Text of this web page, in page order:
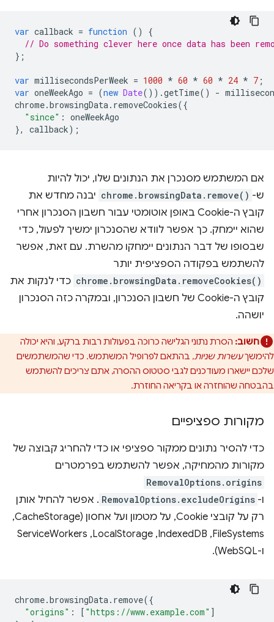
var callback = function ()
{
// Do something clever here once data has been
};
var millisecondsPerWeek = 1000 * 60 * 60 * 24 * 7 ;
var oneWeekAgo = (new Date()).getTime() -
chrome.browsingData. removeCookies({
"since" : oneWeekAgo
},
callback);
אם המשתמש מסנכרן את הנתונים שלו, יכול להיות
ש- chrome.browsingData.remove() יבנה מחדש את
קובץ ה-Cookie באופן אוטומטי עבור חשבון הסנכרון אחרי
שהוא יימחק. כך אפשר לוודא שהסנכרון ימשיך לפעול, כדי
שבסופו של דבר הנתונים יימחקו מהשרת. עם זאת, אפשר
להשתמש בפקודה הספציפית יותר
chrome.browsingData.removeCookies() כדי לנקות את
קובץ ה-Cookie של חשבון הסנכרון, ובמקרה כזה הסנכרון
יושהה.
חשוב: הסרת נתוני הגלישה כרוכה בפעולות רבות ברקע, והיא יכולה
להימשךעשרות שניות, בהתאם לפרופיל המשתמש. כדי שהמשתמשים
שלכם יישארו מעודכנים לגבי סטטוס ההסרה, אתם צריכים להשתמש
בהבטחה שהוחזרה או בקריאה החוזרת.
מקורות ספציפיים
כדי להסיר נתונים ממקור ספציפי או כדי להחריג קבוצה של
מקורות מהמחיקה, אפשר להשתמש בפרמטרים
RemovalOptions.origins
ו- RemovalOptions.excludeOrigins . אפשר להחיל אותן
רק על קובצי Cookie, על מטמון ועל אחסון (CacheStorage,‏
FileSystems,‏ IndexedDB,‏ LocalStorage,‏ ServiceWorkers
ו-WebSQL).
chrome.browsingData. remove({
"origins" : [ "https://www.example.com" ]